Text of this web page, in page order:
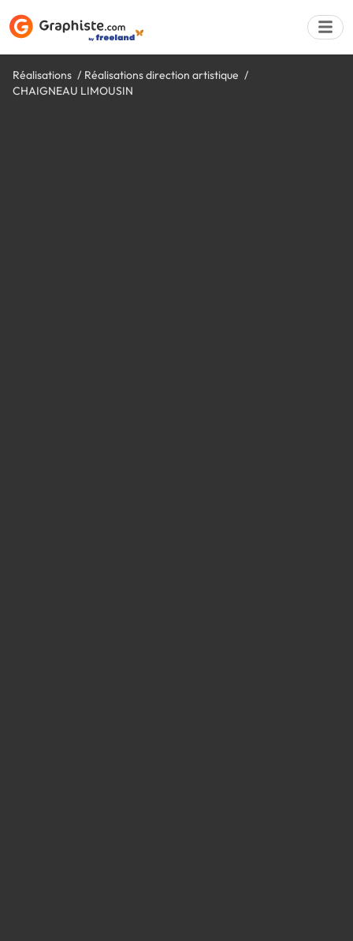
Réalisations
Réalisations direction artistique
CHAIGNEAU LIMOUSIN